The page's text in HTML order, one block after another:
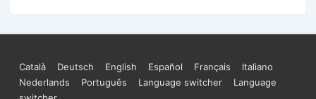
Peuple
publications
Menu
Català Deutsch English Español Français
Italiano
Nederlands
Português Language switcher
Language